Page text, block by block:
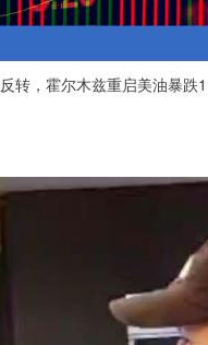
转，霍尔木兹重启美油暴跌